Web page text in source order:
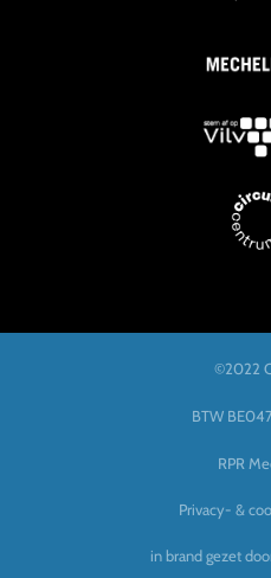
©2022
BTW
RPR
Privacy- &
in brand gezet